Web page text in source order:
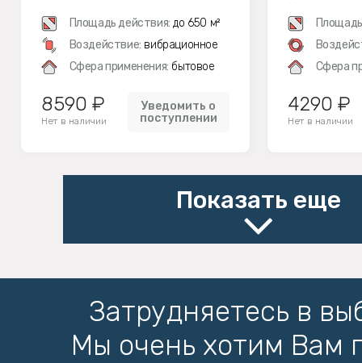
Площадь действия: до 650 м²
Воздействие: вибрационное
Сфера применения: бытовое
8590 ₽
Нет в наличии
Уведомить о
поступлении
Сфера
4290 ₽
Нет в наличии
Показать еще
Затрудняетесь в
Мы очень хотим Вам